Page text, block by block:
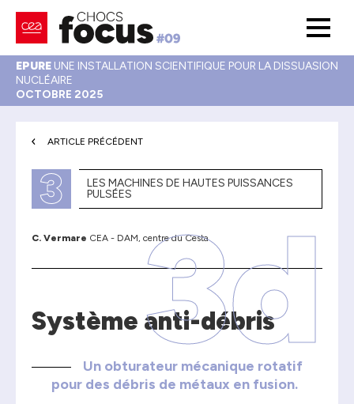
EPURE UNE INSTALLATION SCIENTIFIQUE POUR LA DISSUASION
NUCLÉAIRE
OCTOBRE 2025
ARTICLE PRÉCÉDENT
3
LES MACHINES DE HAUTES PUISSANCES
PULSÉES
3d
Système anti-débris
Un obturateur mécanique rotatif
pour des débris de métaux en fusion.
C. Vermare CEA - DAM, centre du Cesta